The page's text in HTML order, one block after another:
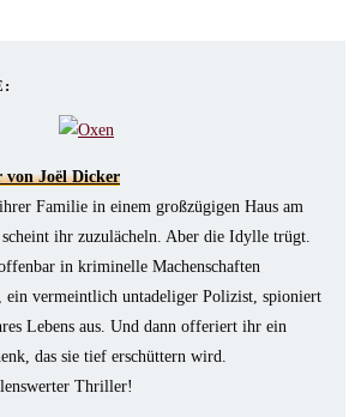
von Joël Dicker
Familie in einem großzügigen Haus am
scheint ihr zuzulächeln. Aber die Idylle trügt.
in kriminelle Machenschaften
ein vermeintlich untadeliger Polizist, spioniert
Lebens aus. Und dann offeriert ihr ein
das sie tief erschüttern wird.
Thriller!